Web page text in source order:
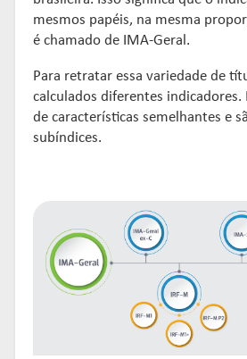
mesmos papéis, na mesma
é chamado de IMA-Geral.
Para retratar essa variedade de
calculados diferentes indicadores.
de características semelhantes e
subíndices.